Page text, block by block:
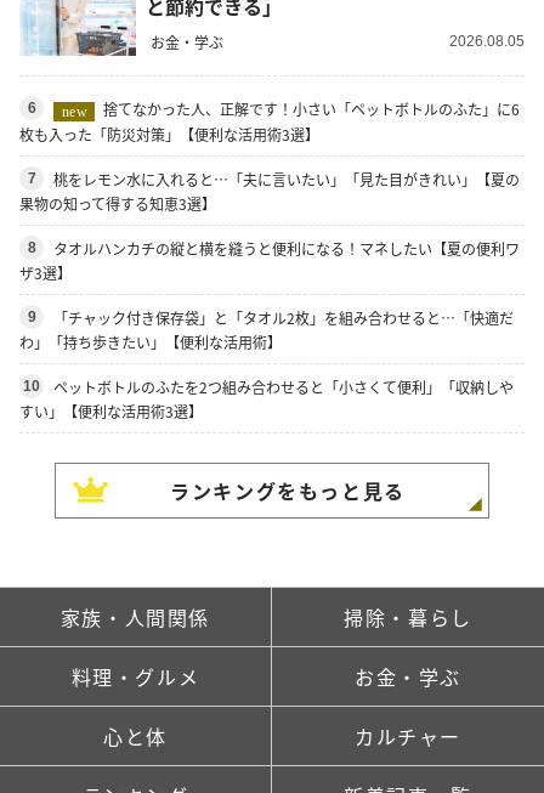
と節約できる」
お金・学ぶ 2026.08.05
6 new
捨てなかった人、正解です！小さい「ペットボトルのふた」に6
枚も入った「防災対策」【便利な活用術3選】
7
桃をレモン水に入れると…「夫に言いたい」「見た目がきれい」【夏の
果物の知って得する知恵3選】
8
タオルハンカチの縦と横を縫うと便利になる！マネしたい【夏の便利ワ
ザ3選】
9
「チャック付き保存袋」と「タオル2枚」を組み合わせると…「快適だ
わ」「持ち歩きたい」【便利な活用術】
10
ペットボトルのふたを2つ組み合わせると「小さくて便利」「収納しや
すい」【便利な活用術3選】
ランキングをもっと見る
家族・人間関係 掃除・暮らし
料理・グルメ お金・学ぶ
心と体 カルチャー